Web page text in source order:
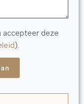
accepteer deze
).